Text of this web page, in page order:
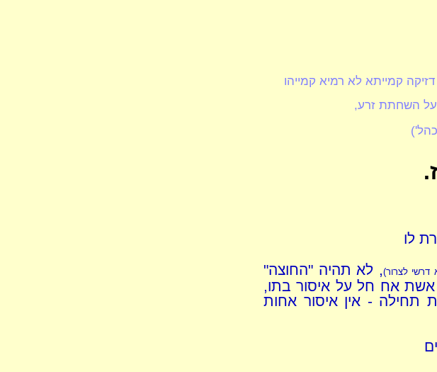
קמייתא לא רמיא קמייהו
השחתת זרע,
לו
דרשי לצרור), לא תהיה "החוצה"
אשת אח חל על איסור בתו,
תחילה - אין איסור אחות